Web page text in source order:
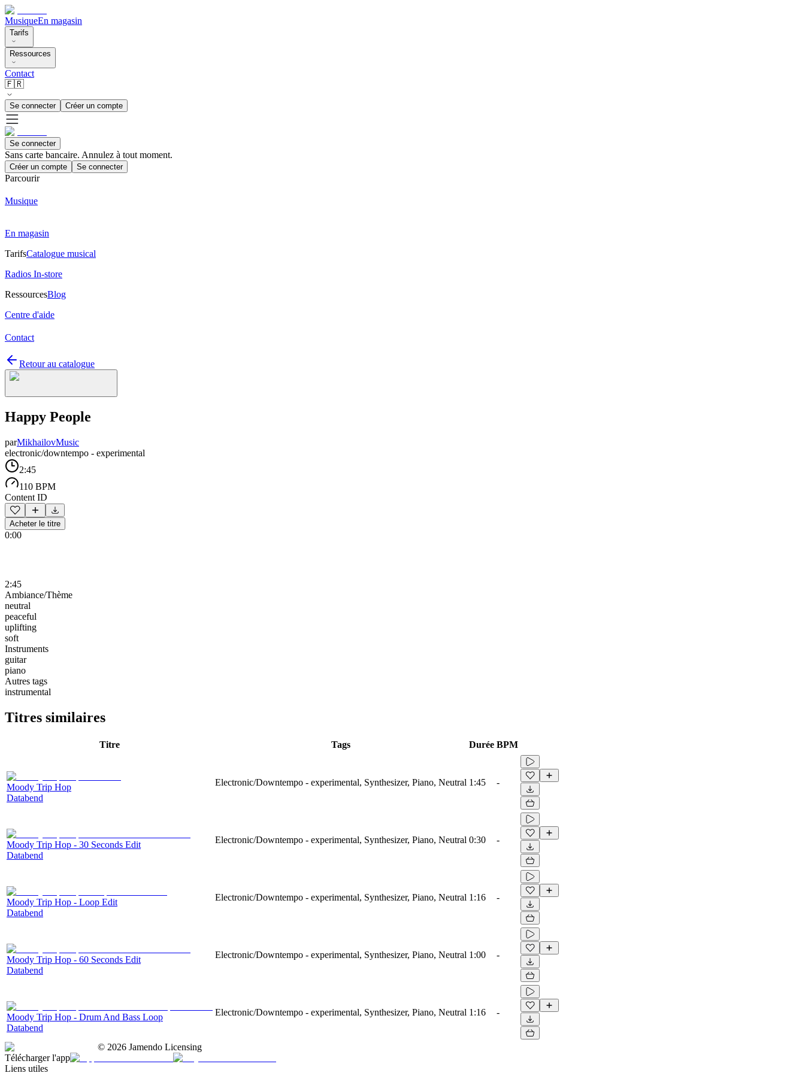
MusiqueEn magasin
Tarifs
Ressources
Contact
🇫🇷
Se connecter Créer un compte
Se connecter
Sans carte bancaire. Annulez à tout moment.
Créer un compte Se connecter
Parcourir
Musique
En magasin
TarifsCatalogue musical
Radios In-store
RessourcesBlog
Centre d'aide
Contact
Retour au catalogue
Happy People
parMikhailovMusic
electronic/downtempo - experimental
2:45
110 BPM
Content ID
Acheter le titre
0:00
2:45
Ambiance/Thème
neutral
peaceful
uplifting
soft
Instruments
guitar
piano
Autres tags
instrumental
Titres similaires
Titre Tags Durée BPM
Moody Trip Hop
Databend
Electronic/Downtempo - experimental, Synthesizer, Piano, Neutral 1:45 -
Moody Trip Hop - 30 Seconds Edit
Databend
Electronic/Downtempo - experimental, Synthesizer, Piano, Neutral 0:30 -
Moody Trip Hop - Loop Edit
Databend
Electronic/Downtempo - experimental, Synthesizer, Piano, Neutral 1:16 -
Moody Trip Hop - 60 Seconds Edit
Databend
Electronic/Downtempo - experimental, Synthesizer, Piano, Neutral 1:00 -
Moody Trip Hop - Drum And Bass Loop
Databend
Electronic/Downtempo - experimental, Synthesizer, Piano, Neutral 1:16 -
© 2026 Jamendo Licensing
Télécharger l'app
Liens utiles